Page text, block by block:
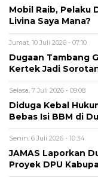
Mobil Raib, Pelaku
Livina Saya Mana?
Jumat, 10 Juli 2026 - 07:10
Dugaan Tambang
Kertek Jadi
Selasa, 7 Juli 2026 - 09:08
Diduga Kebal
Bebas Isi BBM di
Senin, 6 Juli 2026 - 10:34
JAMAS Laporkan
Proyek DPU